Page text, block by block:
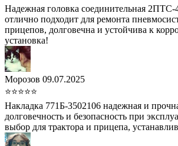
Надежная головка соединительная
отлично подходит для ремонта
прицепов, долговечна и устойчива к
установка!
Морозов 09.07.2025
⭐⭐⭐⭐⭐
Накладка 771Б-3502106 надежная и
долговечность и безопасность при
выбор для трактора и прицепа,